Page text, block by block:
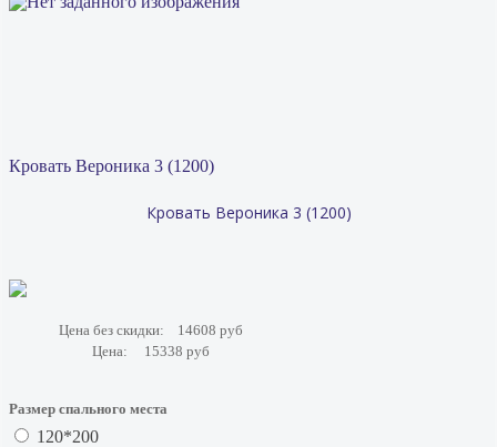
Кровать Вероника 3 (1200)
Кровать Вероника 3 (1200)
Цена без скидки:
14608 руб
Цена:
15338 руб
Размер спального места
120*200